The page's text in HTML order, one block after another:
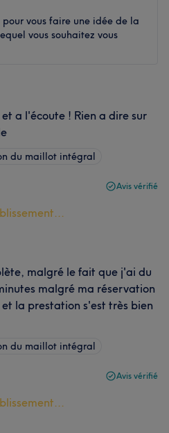
vous faire une idée de la
vous souhaitez vous
a l'écoute ! Rien a dire sur
du maillot intégral
Avis vérifié
malgré le fait que j'ai du
malgré ma réservation
la prestation s'est très bien
du maillot intégral
Avis vérifié